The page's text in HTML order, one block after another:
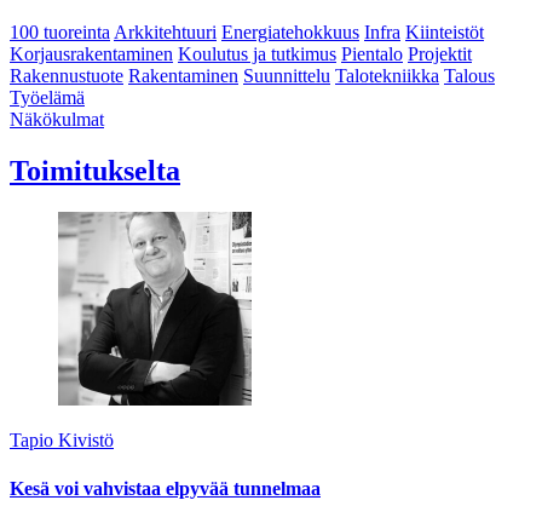
100 tuoreintaArkkitehtuuri Energiatehokkuus Infra Kiinteistöt
Korjausrakentaminen Koulutus ja tutkimus Pientalo Projektit
Rakennustuote Rakentaminen Suunnittelu Talotekniikka Talous
Työelämä
Näkökulmat
Toimitukselta
Tapio Kivistö
Kesä voi vahvistaa elpyvää tunnelmaa